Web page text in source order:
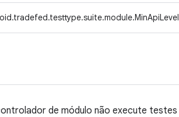
de módulo não execute